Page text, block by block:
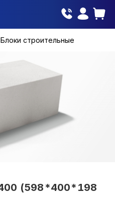
Блоки строительные
(598*400*198